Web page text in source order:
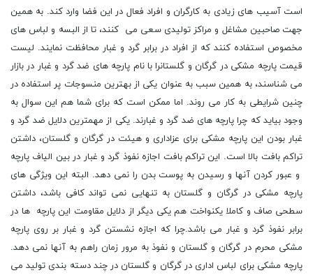
است آسیب های زیادی به کارگران و افراد فعال در این فضا وارد کند. به همین
جهت صاحبین مشاغل و مراکز تولیدی سعی می کنند، تا از البسه و لباس های
مخصوص استفاده کنند که از افراد در برابر گرد و غبار محافظت نمایند. لیست
قیمت پارچه مشکی در گرگان و گلستانرا با نام پارچه های ضد گرد و غبار در بازار
می شناسند، به همین سبب به عنوان یکی از بهترین منسوجات پر استفاده در
چنین شرایطی به کار می روند. اما ممکن است که برای شما هم این سوال به
وجود بیاید که چرا پارچه های ضد گرد و غبارند. یکی از مهمترین دلایل ضد گرد و
غبار بودن این پارچه مشکی برای عزاداری و هیئت در گرگان و گلستان، داشتن
تراکم بافت بالا است. این تراکم بافت اجازه نفوذ گرد و غبار در بین الیاف پارچه
و عبور کردن آنها و رسیدن به پوست بدن را نمی دهد. البته این ویژگی های
پارچه مشکی در گرگان و گلستان به تنهایی نمی تواند کافی باشد، داشتن
سطحی صاف و کاملا یکنواخت هم یکی دیگر از دلایل مقاومت این پارچه ها در
برابر نفوذ گرد و غبار می باشد.چرا که اجازه نشستن گرد و غبار بر روی پارچه
مشکی محرم در گرگان و گلستان و نفوذ به مرور زمان راهم به آنها نمی دهد.
پارچه مشکی برای لباس اداری در گرگان و گلستان در چند دسته بندی تولید می